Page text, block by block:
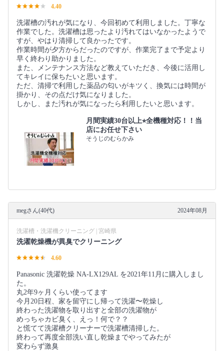
4.40
洗濯槽の汚れが気になり、今回初めて利用しました。丁寧な
作業でした。洗濯槽は思ったより汚れてはいなかったようで
すが、やはり清掃して良かったです。
作業時間が夕方からだったのですが、作業完了まで予定より
早く終わり助かりました。
また、メンテナンス方法など教えていただき、今後に活用し
てキレイに保ちたいと思います。
ただ、清掃で利用した薬品の匂いがキツく、換気には時間が
掛かり、その点だけ気になりました。
しかし、また汚れが気になったら利用したいと思います。
月間実績30台以上⭐︎全機種対応！！当
店にお任せ下さい
そうじのむらかみ
megさん(40代) 2024年08月
洗濯槽・洗濯機クリーニング | 宮崎県
洗濯乾燥機が異臭でクリーニング
4.60
Panasonic 洗濯乾燥 NA-LX129AL を2021年11月に購入しまし
た。
丸2年9ヶ月くらい使ってます
今月20日程、家を留守にし帰って洗濯〜乾燥し
終わった洗濯物を取り出すと全部の洗濯物が
めっちゃカビ臭く、えっ！何で？？
と慌てて洗濯槽クリーナーで洗濯槽清掃した。
終わって再度全部洗い直し乾燥までやってみたが
変わらず激臭